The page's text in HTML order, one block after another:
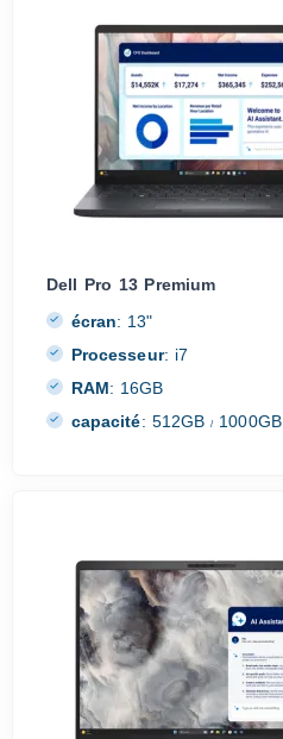
Dell Pro 13 Premium
écran: 13"
Processeur: i7
RAM: 16GB
capacité: 512GB/ 1000GB